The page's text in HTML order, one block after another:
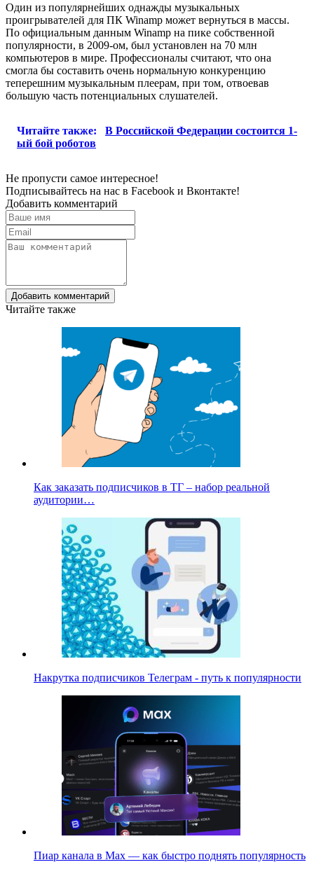
Один из популярнейших однажды музыкальных
проигрывателей для ПК Winamp может вернуться в массы.
По официальным данным Winamp на пике собственной
популярности, в 2009-ом, был установлен на 70 млн
компьютеров в мире. Профессионалы считают, что она
смогла бы составить очень нормальную конкуренцию
теперешним музыкальным плеерам, при том, отвоевав
большую часть потенциальных слушателей.
Читайте также:
В Российской Федерации состоится 1-
ый бой роботов
Не пропусти самое интересное!
Подписывайтесь на нас в Facebook и Вконтакте!
Добавить комментарий
Добавить комментарий
Читайте также
Как заказать подписчиков в ТГ – набор реальной
аудитории…
Накрутка подписчиков Телеграм - путь к популярности
Пиар канала в Max — как быстро поднять популярность